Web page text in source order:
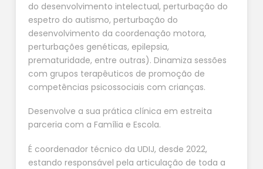
do desenvolvimento intelectual, perturbação do
espetro do autismo, perturbação do
desenvolvimento da coordenação motora,
perturbações genéticas, epilepsia,
prematuridade, entre outras). Dinamiza sessões
com grupos terapêuticos de promoção de
competências psicossociais com crianças.
Desenvolve a sua prática clínica em estreita
parceria com a Família e Escola.
É coordenador técnico da UDIJ, desde 2022,
estando responsável pela articulação de toda a